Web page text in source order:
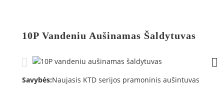
10P Vandeniu Aušinamas Šaldytuvas
Savybės:Naujasis KTD serijos pramoninis aušintuvas